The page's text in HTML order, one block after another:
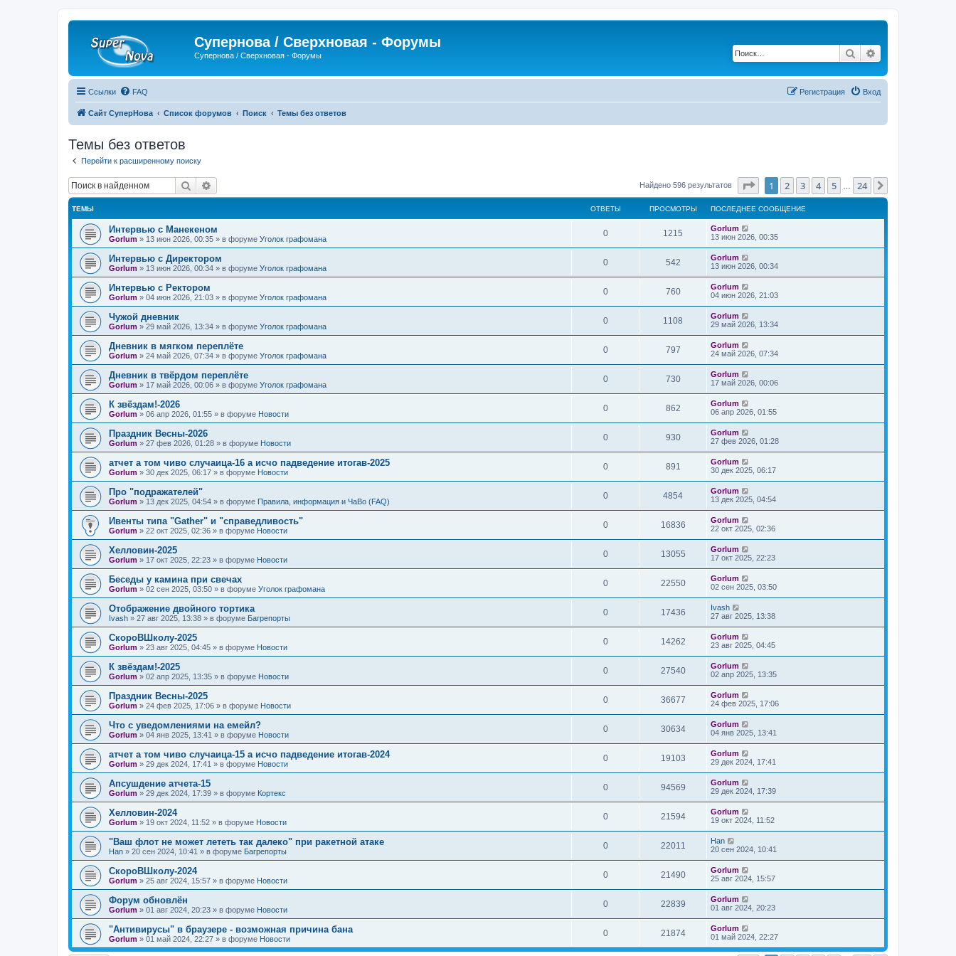
Супернова / Сверхновая - Форумы
Супернова / Сверхновая - Форумы Поиск
Ссылки FAQ Вход
Регистрация
Сайт СуперНова Список форумов Поиск Темы без ответов
Темы без ответов
Перейти к расширенному поиску
Поиск Найдено 596 результатов Страница1 из 24
1 2 3 4 5 24
ТЕМЫ ОТВЕТЫ ПРОСМОТРЫ ПОСЛЕДНЕЕ СООБЩЕНИЕ
Интервью с Манекеном
Gorlum » 13 июн 2026, 00:35 » в форуме Уголок графомана
0 1215
Gorlum
13 июн 2026, 00:35
Интервью с Директором
Gorlum » 13 июн 2026, 00:34 » в форуме Уголок графомана
0 542
Gorlum
13 июн 2026, 00:34
Интервью с Ректором
Gorlum » 04 июн 2026, 21:03 » в форуме Уголок графомана
0 760
Gorlum
04 июн 2026, 21:03
Чужой дневник
Gorlum » 29 май 2026, 13:34 » в форуме Уголок графомана
0 1108
Gorlum
29 май 2026, 13:34
Дневник в мягком переплёте
Gorlum » 24 май 2026, 07:34 » в форуме Уголок графомана
0 797
Gorlum
24 май 2026, 07:34
Дневник в твёрдом переплёте
Gorlum » 17 май 2026, 00:06 » в форуме Уголок графомана
0 730
Gorlum
17 май 2026, 00:06
К звёздам!-2026
Gorlum » 06 апр 2026, 01:55 » в форуме Новости
0 862
Gorlum
06 апр 2026, 01:55
Праздник Весны-2026
Gorlum » 27 фев 2026, 01:28 » в форуме Новости
0 930
Gorlum
27 фев 2026, 01:28
атчет а том чиво случаица-16 а исчо падведение итогав-2025
Gorlum » 30 дек 2025, 06:17 » в форуме Новости
0 891
Gorlum
30 дек 2025, 06:17
Про "подражателей"
Gorlum » 13 дек 2025, 04:54 » в форуме Правила, информация и ЧаВо (FAQ)
0 4854
Gorlum
13 дек 2025, 04:54
Ивенты типа "Gather" и "справедливость"
Gorlum » 22 окт 2025, 02:36 » в форуме Новости
0 16836
Gorlum
22 окт 2025, 02:36
Хелловин-2025
Gorlum » 17 окт 2025, 22:23 » в форуме Новости
0 13055
Gorlum
17 окт 2025, 22:23
Беседы у камина при свечах
Gorlum » 02 сен 2025, 03:50 » в форуме Уголок графомана
0 22550
Gorlum
02 сен 2025, 03:50
Отображение двойного тортика
Ivash » 27 авг 2025, 13:38 » в форуме Багрепорты
0 17436
Ivash
27 авг 2025, 13:38
СкороВШколу-2025
Gorlum » 23 авг 2025, 04:45 » в форуме Новости
0 14262
Gorlum
23 авг 2025, 04:45
К звёздам!-2025
Gorlum » 02 апр 2025, 13:35 » в форуме Новости
0 27540
Gorlum
02 апр 2025, 13:35
Праздник Весны-2025
Gorlum » 24 фев 2025, 17:06 » в форуме Новости
0 36677
Gorlum
24 фев 2025, 17:06
Что с уведомлениями на емейл?
Gorlum » 04 янв 2025, 13:41 » в форуме Новости
0 30634
Gorlum
04 янв 2025, 13:41
атчет а том чиво случаица-15 а исчо падведение итогав-2024
Gorlum » 29 дек 2024, 17:41 » в форуме Новости
0 19103
Gorlum
29 дек 2024, 17:41
Апсушдение атчета-15
Gorlum » 29 дек 2024, 17:39 » в форуме Кортекс
0 94569
Gorlum
29 дек 2024, 17:39
Хелловин-2024
Gorlum » 19 окт 2024, 11:52 » в форуме Новости
0 21594
Gorlum
19 окт 2024, 11:52
"Ваш флот не может лететь так далеко" при ракетной атаке
Han » 20 сен 2024, 10:41 » в форуме Багрепорты
0 22011
Han
20 сен 2024, 10:41
СкороВШколу-2024
Gorlum » 25 авг 2024, 15:57 » в форуме Новости
0 21490
Gorlum
25 авг 2024, 15:57
Форум обновлён
Gorlum » 01 авг 2024, 20:23 » в форуме Новости
0 22839
Gorlum
01 авг 2024, 20:23
"Антивирусы" в браузере - возможная причина бана
Gorlum » 01 май 2024, 22:27 » в форуме Новости
0 21874
Gorlum
01 май 2024, 22:27